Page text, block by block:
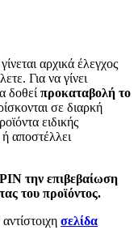
αρχικά έλεγχος
Για να γίνει
δοθεί προκαταβολή το
σε διαρκή
ειδικής
αποστέλλει
την επιβεβαίωση
του προϊόντος.
σελίδα